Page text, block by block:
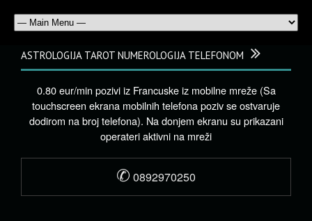
ASTROLOGIJA TAROT NUMEROLOGIJA TELEFONOM
0.80 eur/min pozivi iz Francuske iz mobilne mreže (Sa
touchscreen ekrana mobilnih telefona poziv se ostvaruje
dodirom na broj telefona). Na donjem ekranu su prikazani
operateri aktivni na mreži
✆ 0892970250